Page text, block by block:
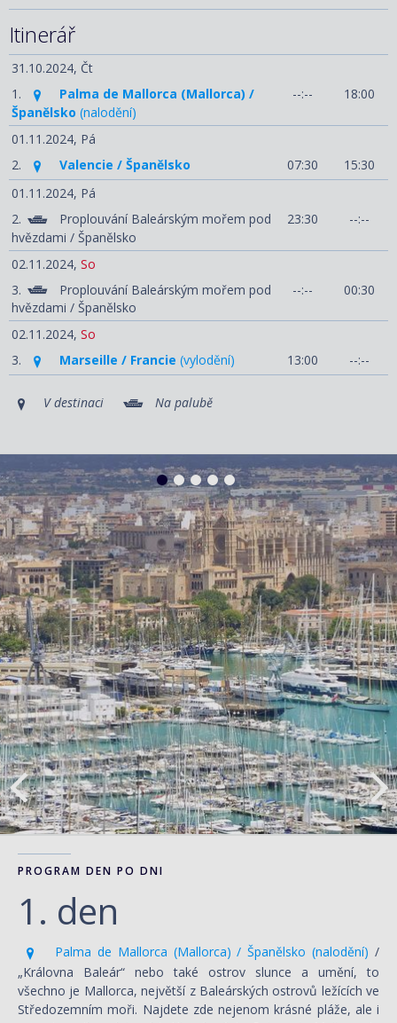
Itinerář
31.10.2024, Čt
1.
Palma de Mallorca (Mallorca) /
Španělsko (nalodění)
--:-- 18:00
01.11.2024, Pá
2.
Valencie / Španělsko 07:30
15:30
01.11.2024, Pá
2.
Proplouvání Baleárským mořem pod
hvězdami / Španělsko
23:30 --:--
02.11.2024, So
3.
Proplouvání Baleárským mořem pod
hvězdami / Španělsko
--:-- 00:30
02.11.2024, So
3.
Marseille / Francie (vylodění) 13:00 --:--
V destinaci Na palubě
PROGRAM DEN PO DNI
1. den
Palma de Mallorca (Mallorca) / Španělsko (nalodění) /
„Královna Baleár“ nebo také ostrov slunce a umění, to
všechno je Mallorca, největší z Baleárských ostrovů ležících ve
Středozemním moři. Najdete zde nejenom krásné pláže, ale i